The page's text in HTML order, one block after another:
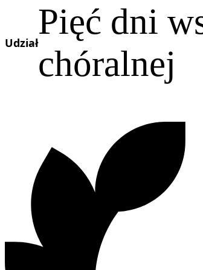
Udział
Pięć dni
chóralnej